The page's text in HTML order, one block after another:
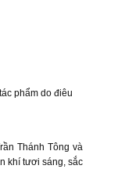
phẩm do điêu
Thánh Tông và
khí tươi sáng, sắc